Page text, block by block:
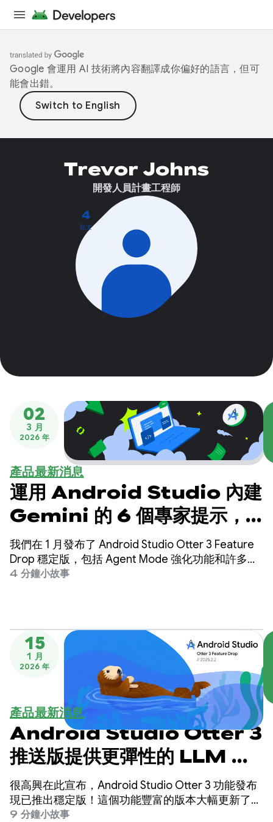
Google 會運用 AI 技術將內容翻譯成你偏好的語言，但可
能會出錯。
4
貼文
Trevor Johns
開發人員計畫工程師
02
3 月
2026 年
產品最新消息
運用 Android Studio 內建
Gemini 的 6 個專家提示，
全面加速 Android 開發效率
我們在 1 月發布了 Android Studio Otter 3 Feature
Drop 穩定版，包括 Agent Mode 強化功能和許多其
他更新，讓您在使用 AI 協助建構高品質 Android 應
4 分鐘小故事
15
1 月
2026 年
產品最新消息
Android Studio Otter 3
推送版提供更彈性的 LLM 應
用、改良的代理模式，以及全
新的代理體驗
很高興在此宣布，Android Studio Otter 3 功能發布
現已推出穩定版！這個功能豐富的版本大幅更新了
Android Studio 中的代理工作流程，讓您在使用 AI
9 分鐘小故事